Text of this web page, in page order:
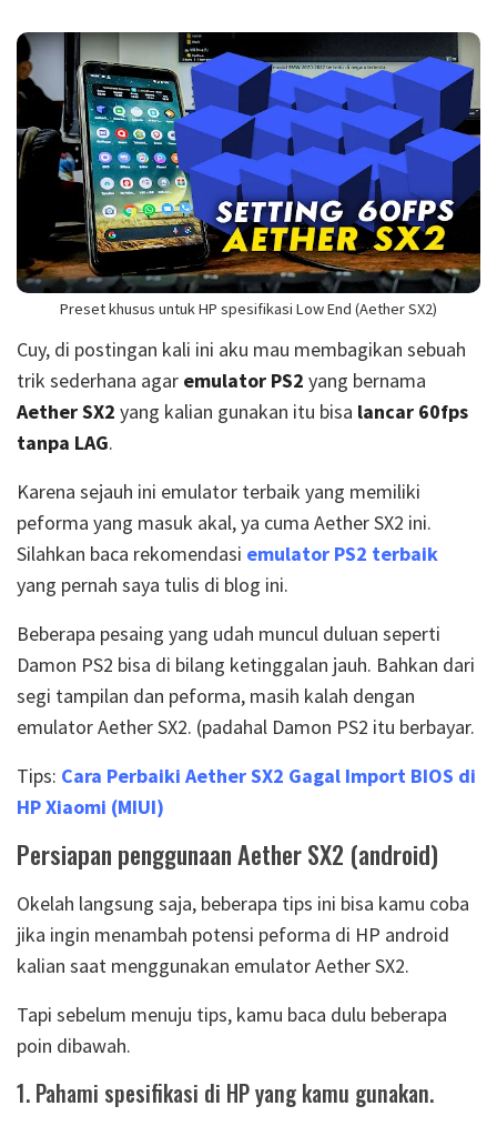
Preset khusus untuk HP spesifikasi Low End (Aether SX2)
Cuy, di postingan kali ini aku mau membagikan sebuah
trik sederhana agar emulator PS2 yang bernama
Aether SX2 yang kalian gunakan itu bisa lancar 60fps
tanpa LAG.
Karena sejauh ini emulator terbaik yang memiliki
peforma yang masuk akal, ya cuma Aether SX2 ini.
Silahkan baca rekomendasi emulator PS2 terbaik
yang pernah saya tulis di blog ini.
Beberapa pesaing yang udah muncul duluan seperti
Damon PS2 bisa di bilang ketinggalan jauh. Bahkan dari
segi tampilan dan peforma, masih kalah dengan
emulator Aether SX2. (padahal Damon PS2 itu berbayar.
Tips: Cara Perbaiki Aether SX2 Gagal Import BIOS di
HP Xiaomi (MIUI)
Persiapan penggunaan Aether SX2 (android)
Okelah langsung saja, beberapa tips ini bisa kamu coba
jika ingin menambah potensi peforma di HP android
kalian saat menggunakan emulator Aether SX2.
Tapi sebelum menuju tips, kamu baca dulu beberapa
poin dibawah.
1. Pahami spesifikasi di HP yang kamu gunakan.